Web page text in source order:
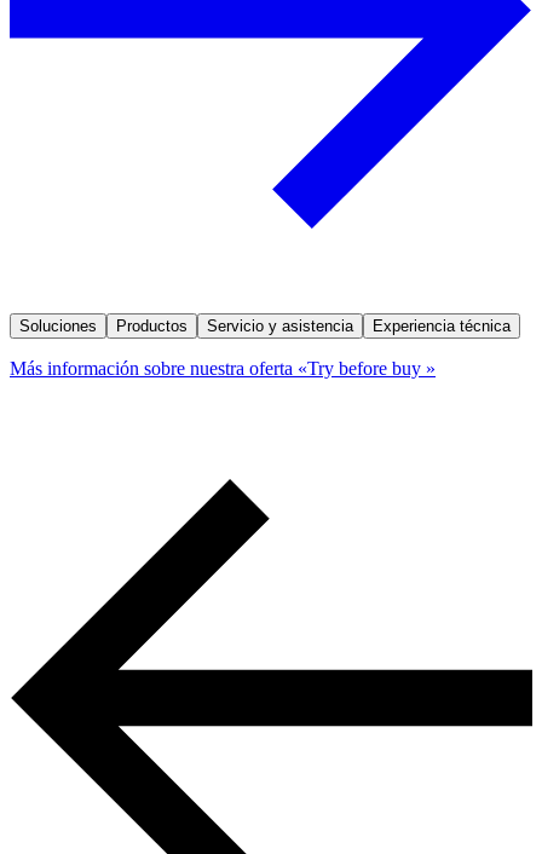
Soluciones Productos Servicio y asistencia Experiencia técnica
Más información sobre nuestra oferta «Try before buy »